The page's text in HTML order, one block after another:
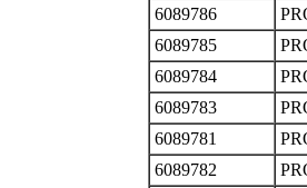
6089786
6089785
6089784
6089783
6089781
6089782